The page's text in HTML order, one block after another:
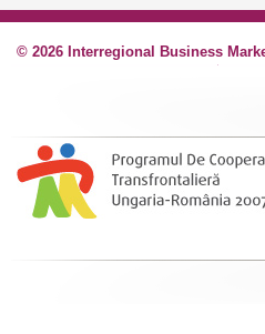
© 2026 Interregional Business